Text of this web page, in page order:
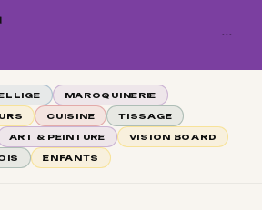
...
MAROQUINERIE
CUISINE TISSAGE
ART & PEINTURE VISION BOARD
ENFANTS